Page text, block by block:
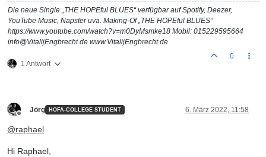
Die neue Single „THE HOPEful BLUES“ verfügbar auf Spotify, Deezer,
YouTube Music, Napster uva. Making-Of „THE HOPEful BLUES“
https://www.youtube.com/watch?v=m0DyMsmke18 Mobil: 015229595664
info@VitalijEngbrecht.de www.VitalijEngbrecht.de
1 Antwort
0
Jörg HOFA-COLLEGE STUDENT 6. März 2022, 11:58
@raphael
Hi Raphael,